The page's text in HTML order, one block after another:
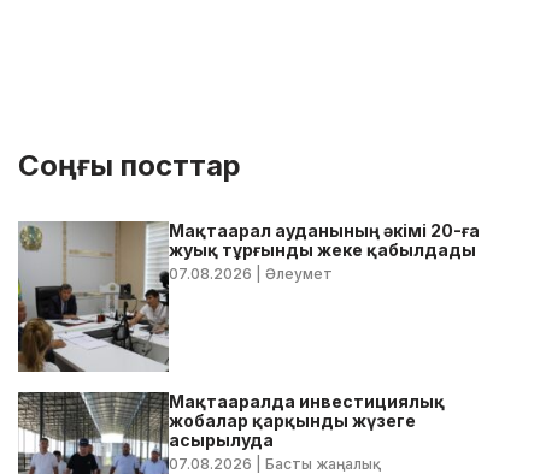
Соңғы посттар
Мақтаарал ауданының әкімі 20-ға
жуық тұрғынды жеке қабылдады
07.08.2026 | Әлеумет
Мақтааралда инвестициялық
жобалар қарқынды жүзеге
асырылуда
07.08.2026 | Басты жаңалық